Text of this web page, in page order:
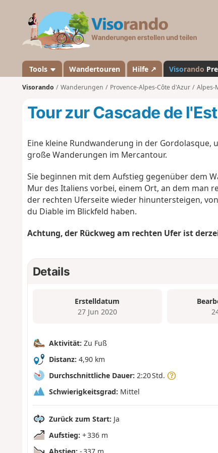
a
n
d
Tools Wandertouren Hilfe ↗ Visorando
Visorando Wanderungen Provence-Alpes-Côte d'Azur Alpes-
Tour zur Cascade de
Eine kleine Rundwanderung in der Gordolasque,
große Wanderungen im Mercantour.
Sie beginnen mit dem Aufstieg gegenüber dem
Mur des Italiens vorbei, einem Ort, an dem man
der rechten Uferseite wieder hinuntersteigen,
du Diable im Blickfeld haben.
Achtung, der Rückweg am rechten Ufer ist
Details
Erstelldatum
27 Jun 2020
Aktivität: Zu Fuß
Distanz: 4,90 km
Durchschnittliche Dauer: 2:20 Std.
Schwierigkeitsgrad: Mittel
Zurück zum Start: Ja
Aufstieg: + 336 m